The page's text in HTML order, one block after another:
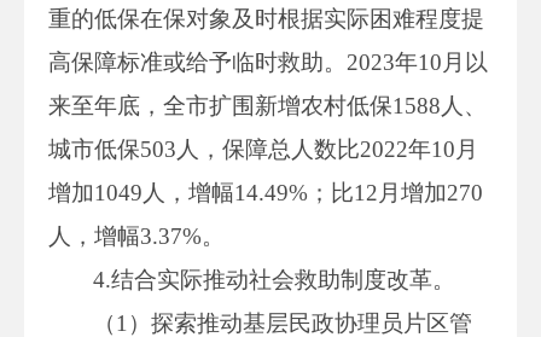
重的低保在保对象及时根据实际困难程度提
高保障标准或给予临时救助。2023年10月以
来至年底，全市扩围新增农村低保1588人、
城市低保503人，保障总人数比2022年10月
增加1049人，增幅14.49%；比12月增加270
人，增幅3.37%。
4.结合实际推动社会救助制度改革。
（1）探索推动基层民政协理员片区管